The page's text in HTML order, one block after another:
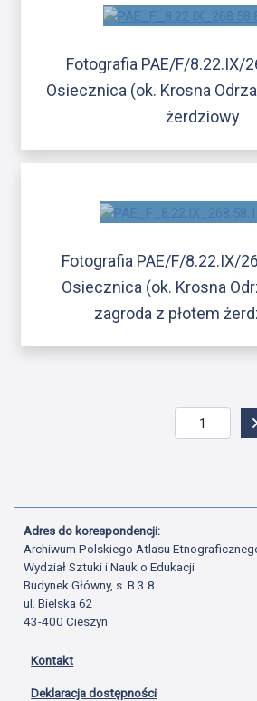
Fotografia PAE/F/8.22.IX/
Osiecznica (ok. Krosna
żerdziowy
Fotografia PAE/F/8.22.IX/
Osiecznica (ok. Krosna
zagroda z płotem
Adres do korespondencji:
Archiwum Polskiego Atlasu
Wydział Sztuki i Nauk o Edukacji
Budynek Główny, s. B.3.8
ul. Bielska 62
43-400 Cieszyn
Kontakt
Deklaracja dostępności